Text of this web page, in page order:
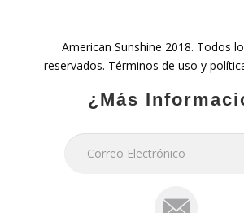
American Sunshine 2018. Todos
reservados. Términos de uso y
¿Más